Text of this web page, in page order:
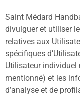
Saint Médard
divulguer et utiliser
relatives aux
spécifiques
Utilisateur individuel
mentionné) et les
d’analyse et de